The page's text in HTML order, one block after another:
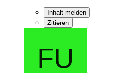
Inhalt melden
Zitieren